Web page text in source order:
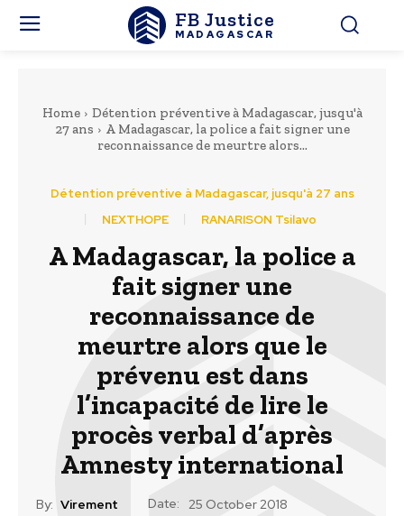
FB Justice
MADAGASCAR
Home
Détention préventive à Madagascar, jusqu'à
27 ans
A Madagascar, la police a fait signer une
reconnaissance de meurtre alors...
Détention préventive à Madagascar, jusqu'à 27 ans
NEXTHOPE
RANARISON Tsilavo
A Madagascar, la police a
fait signer une
reconnaissance de
meurtre alors que le
prévenu est dans
l’incapacité de lire le
procès verbal d’après
Amnesty international
By: Virement Date: 25 October 2018